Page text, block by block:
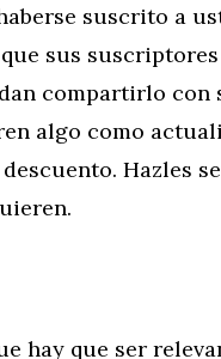
suscrito a
sus
compartirlo con
algo como
Hazles
hay que ser